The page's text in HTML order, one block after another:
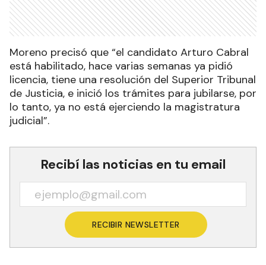
Moreno precisó que “el candidato Arturo Cabral
está habilitado, hace varias semanas ya pidió
licencia, tiene una resolución del Superior Tribunal
de Justicia, e inició los trámites para jubilarse, por
lo tanto, ya no está ejerciendo la magistratura
judicial”.
Recibí las noticias en tu email
RECIBIR NEWSLETTER